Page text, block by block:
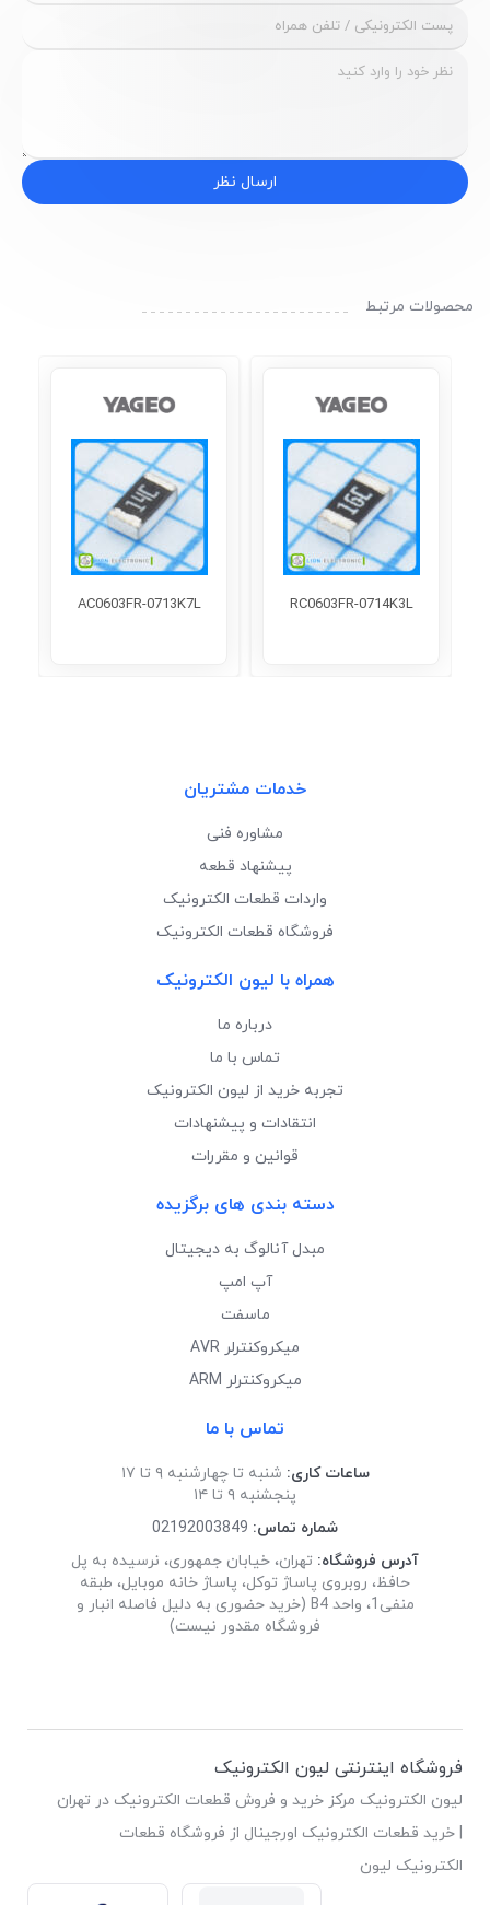
ارسال نظر
محصولات مرتبط
RC0603FR-0714K3L
AC0603FR-0713K7L
خدمات مشتریان
مشاوره فنی
پیشنهاد قطعه
واردات قطعات الکترونیک
فروشگاه قطعات الکترونیک
همراه با لیون الکترونیک
درباره ما
تماس با ما
تجربه خرید از لیون الکترونیک
انتقادات و پیشنهادات
قوانین و مقررات
دسته بندی های برگزیده
مبدل آنالوگ به دیجیتال
آپ امپ
ماسفت
میکروکنترلر AVR
میکروکنترلر ARM
تماس با ما
ساعات کاری: شنبه تا چهارشنبه ۹ تا ۱۷
پنجشنبه ۹ تا ۱۴
شماره تماس: 02192003849
آدرس فروشگاه: تهران، خیابان جمهوری، نرسیده به پل
حافظ، روبروی پاساژ توکل، پاساژ خانه موبایل، طبقه
منفی1، واحد B4 (خرید حضوری به دلیل فاصله انبار و
فروشگاه مقدور نیست)
فروشگاه اینترنتی لیون الکترونیک
لیون الکترونیک مرکز خرید و فروش قطعات الکترونیک در تهران
| خرید قطعات الکترونیک اورجینال از فروشگاه قطعات
الکترونیک لیون